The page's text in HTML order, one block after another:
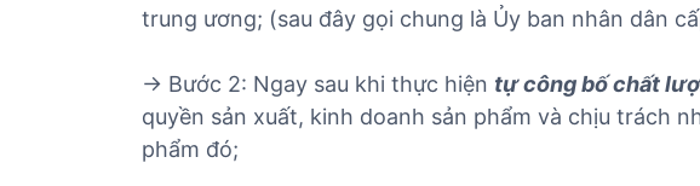
trung ương; (sau đây gọi chung là Ủy ban nhân dân
→ Bước 2: Ngay sau khi thực hiện tự công bố chất
quyền sản xuất, kinh doanh sản phẩm và chịu trách
phẩm đó;